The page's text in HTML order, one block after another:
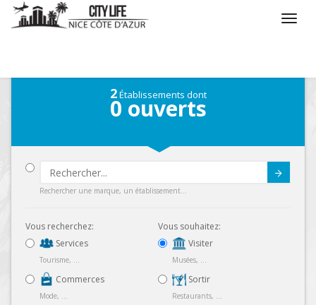
2Établissements dont
0 ouverts
Rechercher une marque, un établissement...
Vous recherchez:
Services
Tourisme, ...
Commerces
Mode, ...
Vous souhaitez:
Visiter
Musées, ...
Sortir
Restaurants, ...